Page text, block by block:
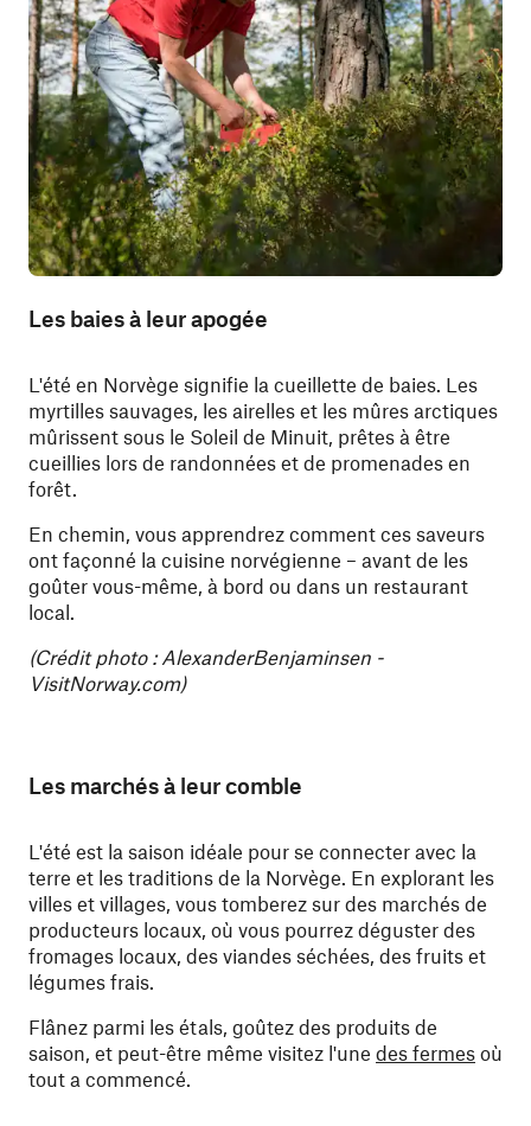
Les baies à leur apogée
L'été en Norvège signifie la cueillette de baies. Les
myrtilles sauvages, les airelles et les mûres arctiques
mûrissent sous le Soleil de Minuit, prêtes à être
cueillies lors de randonnées et de promenades en
forêt.
En chemin, vous apprendrez comment ces saveurs
ont façonné la cuisine norvégienne – avant de les
goûter vous-même, à bord ou dans un restaurant
local.
(Crédit photo : AlexanderBenjaminsen -
VisitNorway.com)
Les marchés à leur comble
L'été est la saison idéale pour se connecter avec la
terre et les traditions de la Norvège. En explorant les
villes et villages, vous tomberez sur des marchés de
producteurs locaux, où vous pourrez déguster des
fromages locaux, des viandes séchées, des fruits et
légumes frais.
Flânez parmi les étals, goûtez des produits de
saison, et peut-être même visitez l'une des fermes où
tout a commencé.